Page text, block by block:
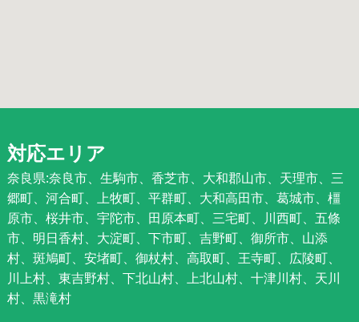
対応エリア
奈良県:奈良市、生駒市、香芝市、大和郡山市、天理市、三
郷町、河合町、上牧町、平群町、大和高田市、葛城市、橿
原市、桜井市、宇陀市、田原本町、三宅町、川西町、五條
市、明日香村、大淀町、下市町、吉野町、御所市、山添
村、斑鳩町、安堵町、御杖村、高取町、王寺町、広陵町、
川上村、東吉野村、下北山村、上北山村、十津川村、天川
村、黒滝村